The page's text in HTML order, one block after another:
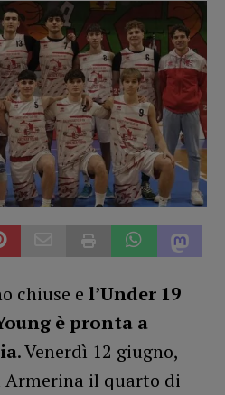
chiuse e l’Under 19
è pronta a
. Venerdì 12 giugno,
Armerina il quarto di